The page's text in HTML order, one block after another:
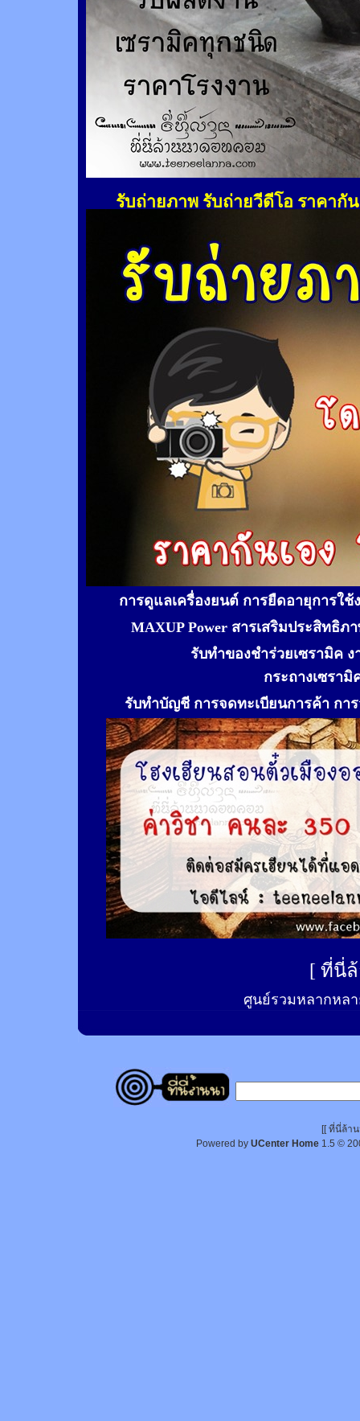
รับถ่ายภาพ รับถ่ายวีดีโอ ราคากั
การดูแลเครื่องยนต์ การยืดอายุการใ
MAXUP Power สารเสริมประสิทธิ
รับทำของชำร่วยเซรามิค
กระถางเซรา
รับทำบัญชี การจดทะเบียนการค้า กา
[ ที่นี่
ศูนย์รวมหลากหลา
[[ ที่นี่ล้า
Powered by UCenter Home 1.5 ©